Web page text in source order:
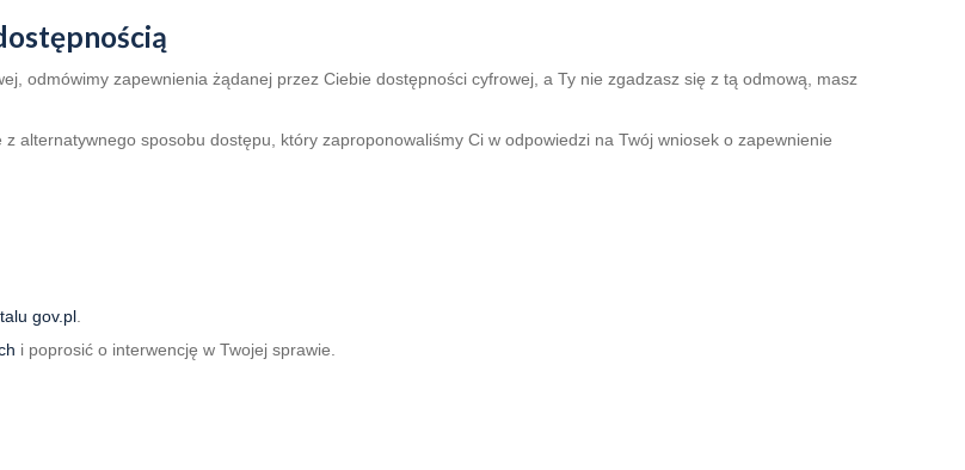
odmówimy zapewnienia żądanej przez Ciebie dostępności cyfrowej, a Ty nie zgadzasz się z tą odmową, masz
alternatywnego sposobu dostępu, który zaproponowaliśmy Ci w odpowiedzi na Twój wniosek o zapewnienie
gov.pl
i poprosić o interwencję w Twojej sprawie.